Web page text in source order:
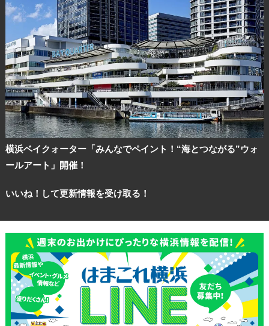
横浜ベイクォーター「みんなでペイント！“海とつながる”ウォ
ールアート」開催！
いいね！して更新情報を受け取る！